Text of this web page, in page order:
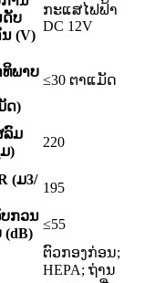
ດັບ
(V)
ກະແສໄຟຟ້າ
DC 12V
ພາບ
ດ)
≤30 ຕາແມັດ
ລົມ
)
220
(ມ3/
195
ກວນ
(dB)
≤55
ຕົວກອງກ່ອນ;
HEPA; ຖ່ານ